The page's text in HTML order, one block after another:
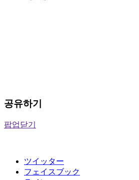
공유하기
팝업닫기
ツイッター
フェイスブック